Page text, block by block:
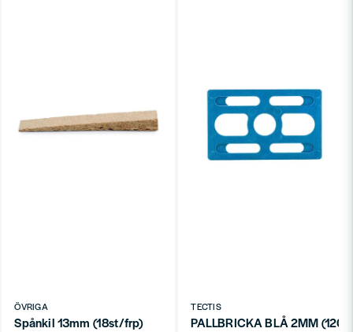
ÖVRIGA
Spånkil 13mm (18st/frp)
TECTIS
PALLBRICKA BLÅ 2MM